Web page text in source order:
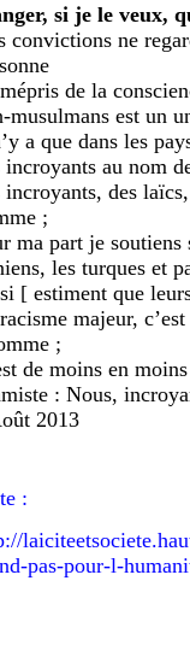
si je le veux,
convictions ne
de la
musulmans est un
a que dans les
incroyants au nom
incroyants, des
;
ma part je soutiens
les turques et
[ estiment que
majeur,
;
de moins en
: Nous,
2013
:
pas-pour-l-